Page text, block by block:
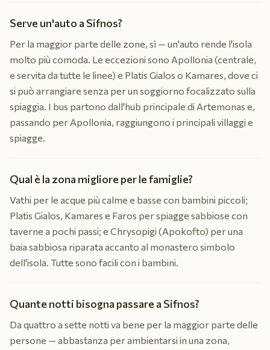
Serve un'auto a Sifnos?
Per la maggior parte delle zone, sì — un'auto rende l'isola
molto più comoda. Le eccezioni sono Apollonia (centrale,
e servita da tutte le linee) e Platis Gialos o Kamares, dove ci
si può arrangiare senza per un soggiorno focalizzato sulla
spiaggia. I bus partono dall'hub principale di Artemonas e,
passando per Apollonia, raggiungono i principali villaggi e
spiagge.
Qual è la zona migliore per le famiglie?
Vathi per le acque più calme e basse con bambini piccoli;
Platis Gialos, Kamares e Faros per spiagge sabbiose con
taverne a pochi passi; e Chrysopigi (Apokofto) per una
baia sabbiosa riparata accanto al monastero simbolo
dell'isola. Tutte sono facili con i bambini.
Quante notti bisogna passare a Sifnos?
Da quattro a sette notti va bene per la maggior parte delle
persone — abbastanza per ambientarsi in una zona,